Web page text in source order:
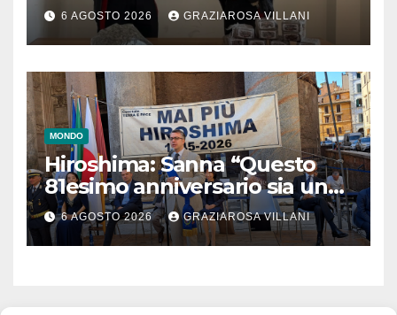
6 AGOSTO 2026 GRAZIAROSA VILLANI
MONDO
Hiroshima: Sanna “Questo
81esimo anniversario sia un
monito per tutti”
6 AGOSTO 2026 GRAZIAROSA VILLANI